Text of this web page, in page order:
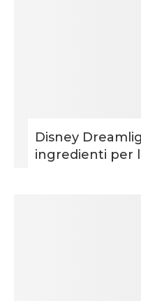
Disney
ingredienti per